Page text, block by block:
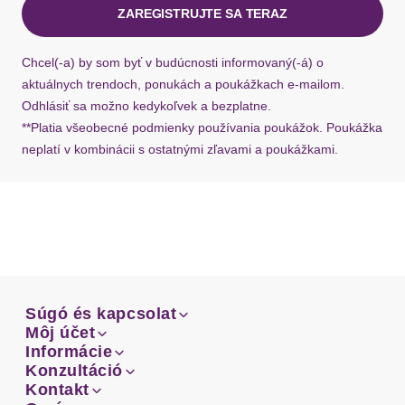
Cupdetails mit Schale
Bügel ohne Bügel
BH-Träger
Träger breite Träger
Verschluss
Verschlussdetails
ZAREGISTRUJTE SA TERAZ
Chcel(-a) by som byť v budúcnosti informovaný(-á) o
aktuálnych trendoch, ponukách a poukážkach e-mailom.
Odhlásiť sa možno kedykoľvek a bezplatne.
**Platia všeobecné podmienky používania poukážok. Poukážka
neplatí v kombinácii s ostatnými zľavami a poukážkami.
Súgó és kapcsolat
Email
Facebook
Súgó és kapcsolat
Email
Môj účet
Prehľad objednávok
Môj účet
Prehľad objednávok
Informácie
Doprava
Informácie
Konzultáció
Sprievodca-veľkosťami
Konzultáció
Kontakt